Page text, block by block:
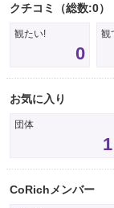
クチコミ （総数:0）
観たい!
0
観
お気に入り
団体
1
CoRichメンバー